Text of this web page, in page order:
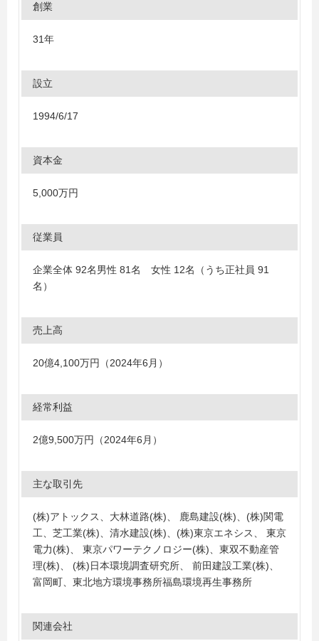
創業
31年
設立
1994/6/17
資本金
5,000万円
従業員
企業全体 92名男性 81名 女性 12名（うち正社員 91
名）
売上高
20億4,100万円（2024年6月）
経常利益
2億9,500万円（2024年6月）
主な取引先
(株)アトックス、大林道路(株)、 鹿島建設(株)、(株)関電
工、芝工業(株)、清水建設(株)、(株)東京エネシス、 東京
電力(株)、 東京パワーテクノロジー(株)、東双不動産管
理(株)、 (株)日本環境調査研究所、 前田建設工業(株)、
富岡町、東北地方環境事務所福島環境再生事務所
関連会社